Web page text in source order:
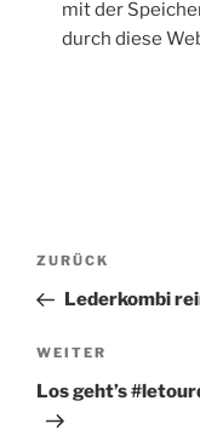
mit der
durch diese
Vorheriger
Beitrag
ZURÜCK
Lederkombi
Nächster
Beitrag
WEITER
Los geht’s